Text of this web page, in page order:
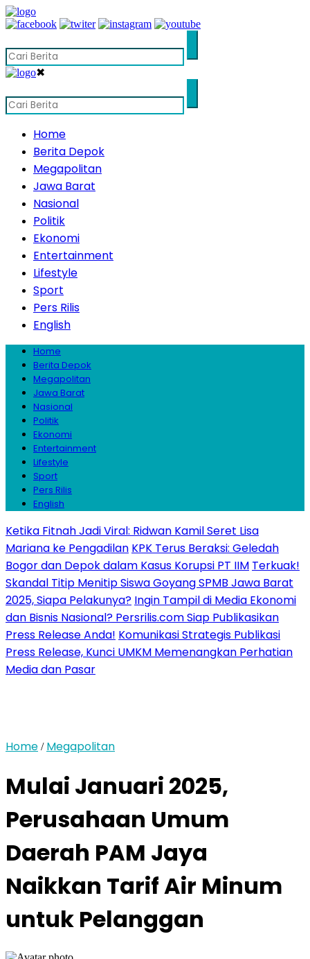
✖
Home
Berita Depok
Megapolitan
Jawa Barat
Nasional
Politik
Ekonomi
Entertainment
Lifestyle
Sport
Pers Rilis
English
Home
Berita Depok
Megapolitan
Jawa Barat
Nasional
Politik
Ekonomi
Entertainment
Lifestyle
Sport
Pers Rilis
English
Ketika Fitnah Jadi Viral: Ridwan Kamil Seret Lisa
Mariana ke Pengadilan KPK Terus Beraksi: Geledah
Bogor dan Depok dalam Kasus Korupsi PT IIM Terkuak!
Skandal Titip Menitip Siswa Goyang SPMB Jawa Barat
2025, Siapa Pelakunya? Ingin Tampil di Media Ekonomi
dan Bisnis Nasional? Persrilis.com Siap Publikasikan
Press Release Anda! Komunikasi Strategis Publikasi
Press Release, Kunci UMKM Memenangkan Perhatian
Media dan Pasar
Home / Megapolitan
Mulai Januari 2025,
Perusahaan Umum
Daerah PAM Jaya
Naikkan Tarif Air Minum
untuk Pelanggan